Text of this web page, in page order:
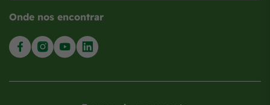
Onde nos encontrar